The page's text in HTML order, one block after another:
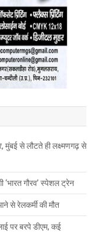
मुंबई से लौटते ही लक्ष्मणगढ़ से
‘भारत गौरव’ स्पेशल ट्रेन
से रेलकर्मी की मौत
पर बरपे डीएम, कई